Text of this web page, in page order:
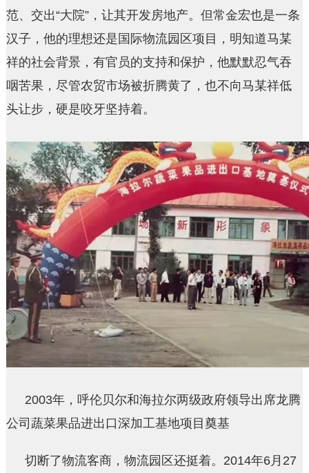
范、交出“大院”，让其开发房地产。但常金宏也是一条
汉子，他的理想还是国际物流园区项目，明知道马某
祥的社会背景，有官员的支持和保护，他默默忍气吞
咽苦果，尽管农贸市场被折腾黄了，也不向马某祥低
头让步，硬是咬牙坚持着。
2003年，呼伦贝尔和海拉尔两级政府领导出席龙腾
公司蔬菜果品进出口深加工基地项目奠基
切断了物流客商，物流园区还挺着。2014年6月27